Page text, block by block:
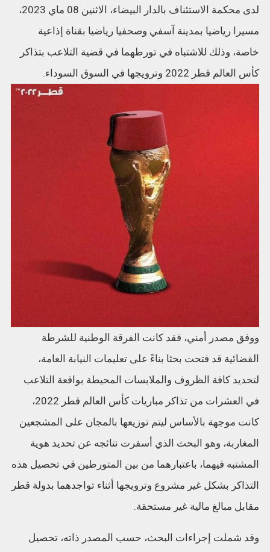
لدى محكمة الاستئناف بالدار البيضاء، الاثنين 08 ماي 2023،
مسيرا رياضيا بمدينة آسفي وصحفيا رياضيا بقناة إذاعية
خاصة، وذلك للاشتباه في تورطهما في قضية التلاعب بتذاكر
كأس العالم قطر 2022 وترويجها في السوق السوداء.
ووفق مصدر أمني، فقد كانت الفرقة الوطنية للشرطة
القضائية قد فتحت بحثا بناءً على تعليمات النيابة العامة،
لتحديد كافة الظروف والملابسات المحيطة بواقعة التلاعب
في العشرات من تذاكر مباريات كأس العالم قطر 2022،
كانت موجهة بالأساس ليتم توزيعها بالمجان على المشجعين
المغاربة، وهو البحث الذي أسفرت نتائجه عن تحديد هوية
المشتبه فيهما، باعتبارهما من بين المتورطين في تحصيل هذه
التذاكر بشكل غير مشروع وترويجها أثناء تواجدهما بدولة قطر
مقابل مبالغ مالية غير مستحقة.
وقد شملت إجراءات البحث، حسب المصدر ذاته، تحصيل